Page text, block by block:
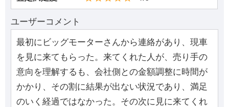
ユーザーコメント
最初にビッグモーターさんから連絡があり、現車
を見に来てもらった。来てくれた人が、売り手の
意向を理解するも、会社側との金額調整に時間が
かかり、その割に結果が出ない状況であり、満足
のいく経過ではなかった。その次に見に来てくれ